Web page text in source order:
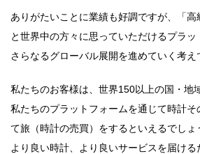
ありがたいことに業績も好調ですが、「高
と世界中の方々に思っていただけるプラッ
さらなるグローバル展開を進めていく考え
私たちのお客様は、世界150以上の国・地
私たちのプラットフォームを通じて時計そ
て旅（時計の売買）をするといえるでしょ
より良い時計、より良いサービスを届け